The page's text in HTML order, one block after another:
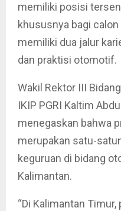
memiliki posisi
khususnya bagi
memiliki dua jalur
dan praktisi otomotif.
Wakil Rektor III
IKIP PGRI Kaltim
menegaskan bahwa
merupakan satu-
keguruan di bidang
Kalimantan.
“Di Kalimantan